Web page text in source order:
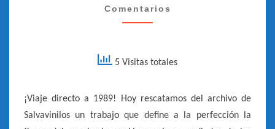
[RODVEN
DISCOS
1989]
Comentarios
5 Visitas totales
¡Viaje directo a 1989! Hoy rescatamos del archivo de
Salvavinilos un trabajo que define a la perfección la